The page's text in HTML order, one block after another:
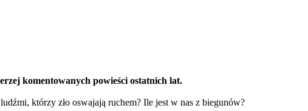
komentowanych powieści ostatnich lat.
którzy zło oswajają ruchem? Ile jest w nas z biegunów?